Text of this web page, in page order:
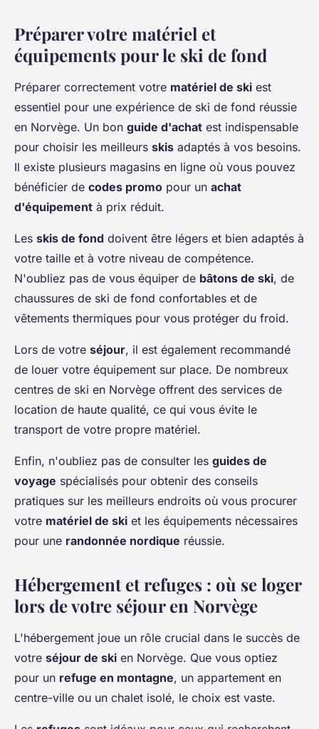
Préparer votre matériel et
équipements pour le ski de fond
Préparer correctement votre matériel de ski est
essentiel pour une expérience de ski de fond réussie
en Norvège. Un bon guide d'achat est indispensable
pour choisir les meilleurs skis adaptés à vos besoins.
Il existe plusieurs magasins en ligne où vous pouvez
bénéficier de codes promo pour un achat
d'équipement à prix réduit.
Les skis de fond doivent être légers et bien adaptés à
votre taille et à votre niveau de compétence.
N'oubliez pas de vous équiper de bâtons de ski, de
chaussures de ski de fond confortables et de
vêtements thermiques pour vous protéger du froid.
Lors de votre séjour, il est également recommandé
de louer votre équipement sur place. De nombreux
centres de ski en Norvège offrent des services de
location de haute qualité, ce qui vous évite le
transport de votre propre matériel.
Enfin, n'oubliez pas de consulter les guides de
voyage spécialisés pour obtenir des conseils
pratiques sur les meilleurs endroits où vous procurer
votre matériel de ski et les équipements nécessaires
pour une randonnée nordique réussie.
Hébergement et refuges : où se loger
lors de votre séjour en Norvège
L'hébergement joue un rôle crucial dans le succès de
votre séjour de ski en Norvège. Que vous optiez
pour un refuge en montagne, un appartement en
centre-ville ou un chalet isolé, le choix est vaste.